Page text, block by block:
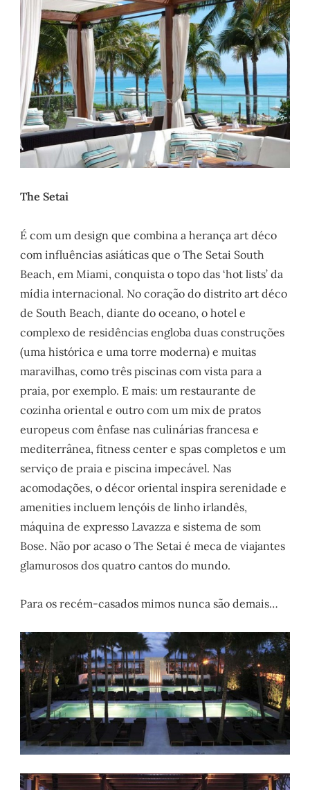
The Setai
É com um design que combina a herança art déco
com influências asiáticas que o The Setai South
Beach, em Miami, conquista o topo das ‘hot lists’ da
mídia internacional. No coração do distrito art déco
de South Beach, diante do oceano, o hotel e
complexo de residências engloba duas construções
(uma histórica e uma torre moderna) e muitas
maravilhas, como três piscinas com vista para a
praia, por exemplo. E mais: um restaurante de
cozinha oriental e outro com um mix de pratos
europeus com ênfase nas culinárias francesa e
mediterrânea, fitness center e spas completos e um
serviço de praia e piscina impecável. Nas
acomodações, o décor oriental inspira serenidade e
amenities incluem lençóis de linho irlandês,
máquina de expresso Lavazza e sistema de som
Bose. Não por acaso o The Setai é meca de viajantes
glamurosos dos quatro cantos do mundo.
Para os recém-casados mimos nunca são demais…